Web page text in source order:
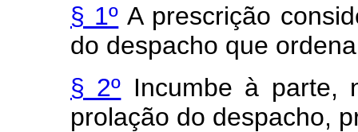
§ 1º A prescrição
do despacho que
§ 2º Incumbe à parte,
prolação do despacho,